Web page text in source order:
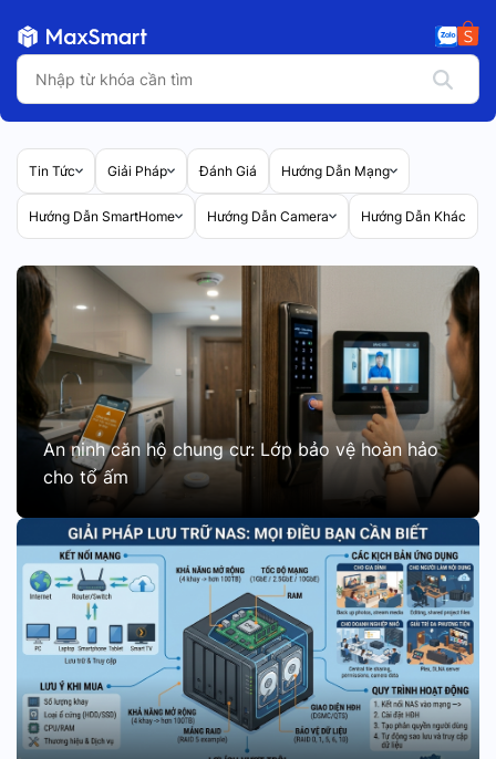
Tin Tức Giải Pháp Đánh Giá Hướng Dẫn Mạng
Hướng Dẫn SmartHome Hướng Dẫn Camera Hướng Dẫn Khác
An ninh căn hộ chung cư: Lớp bảo vệ hoàn hảo
cho tổ ấm